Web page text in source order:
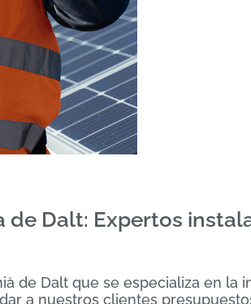
de Dalt: Expertos
de Dalt que se especializa en la
a nuestros clientes